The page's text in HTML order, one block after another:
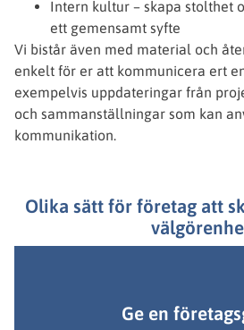
Intern kultur – skapa stolthet
ett gemensamt syfte
Vi bistår även med material och
enkelt för er att kommunicera ert
exempelvis uppdateringar från
och sammanställningar som kan
kommunikation.
Olika sätt för företag att
Ge en